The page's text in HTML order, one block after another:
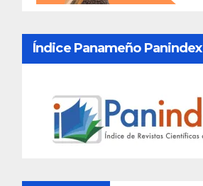
Índice Panameño Panindex